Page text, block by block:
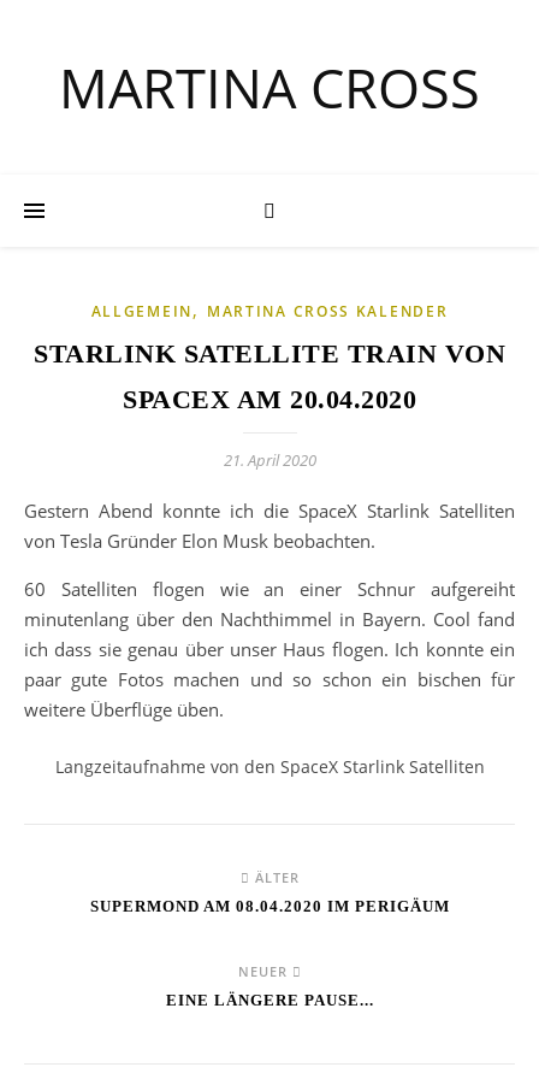
MARTINA CROSS
ALLGEMEIN, MARTINA CROSS KALENDER
STARLINK SATELLITE TRAIN VON
SPACEX AM 20.04.2020
21. April 2020
Gestern Abend konnte ich die SpaceX Starlink Satelliten
von Tesla Gründer Elon Musk beobachten.
60 Satelliten flogen wie an einer Schnur aufgereiht
minutenlang über den Nachthimmel in Bayern. Cool fand
ich dass sie genau über unser Haus flogen. Ich konnte ein
paar gute Fotos machen und so schon ein bischen für
weitere Überflüge üben.
Langzeitaufnahme von den SpaceX Starlink Satelliten
ÄLTER
SUPERMOND AM 08.04.2020 IM PERIGÄUM
NEUER
EINE LÄNGERE PAUSE...